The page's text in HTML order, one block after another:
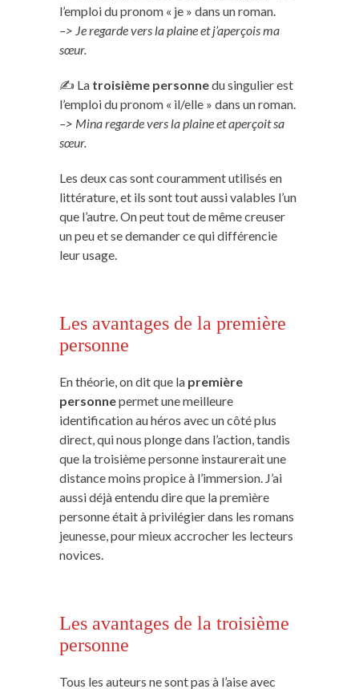
l’emploi du pronom « je » dans un roman.
–> Je regarde vers la plaine et j’aperçois ma
sœur.
✍️ La troisième personnedu singulier est
l’emploi du pronom « il/elle » dans un roman.
–> Mina regarde vers la plaine et aperçoit sa
sœur.
Les deux cas sont couramment utilisés en
littérature, et ils sont tout aussi valables l’un
que l’autre. On peut tout de même creuser
un peu et se demander ce qui différencie
leur usage.
Les avantages de la première
personne
En théorie, on dit que la première
personnepermet une meilleure
identification au héros avec un côté plus
direct, qui nous plonge dans l’action, tandis
que la troisième personne instaurerait une
distance moins propice à l’immersion. J’ai
aussi déjà entendu dire que la première
personne était à privilégier dans les romans
jeunesse, pour mieux accrocher les lecteurs
novices.
Les avantages de la troisième
personne
Tous les auteurs ne sont pas à l’aise avec